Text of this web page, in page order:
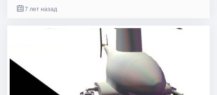
7 лет назад